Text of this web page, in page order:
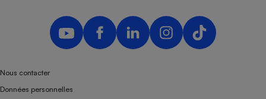
Nous contacter
Données personnelles